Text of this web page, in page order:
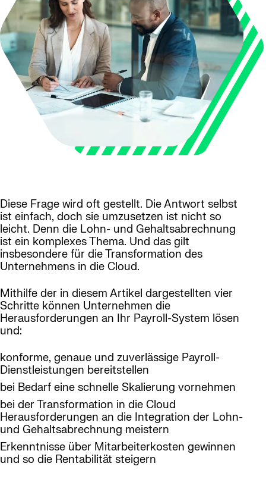
Diese Frage wird oft gestellt. Die Antwort selbst
ist einfach, doch sie umzusetzen ist nicht so
leicht. Denn die Lohn- und Gehaltsabrechnung
ist ein komplexes Thema. Und das gilt
insbesondere für die Transformation des
Unternehmens in die Cloud.
Mithilfe der in diesem Artikel dargestellten vier
Schritte können Unternehmen die
Herausforderungen an Ihr Payroll-System lösen
und:
konforme, genaue und zuverlässige Payroll-
Dienstleistungen bereitstellen
bei Bedarf eine schnelle Skalierung vornehmen
bei der Transformation in die Cloud
Herausforderungen an die Integration der Lohn-
und Gehaltsabrechnung meistern
Erkenntnisse über Mitarbeiterkosten gewinnen
und so die Rentabilität steigern